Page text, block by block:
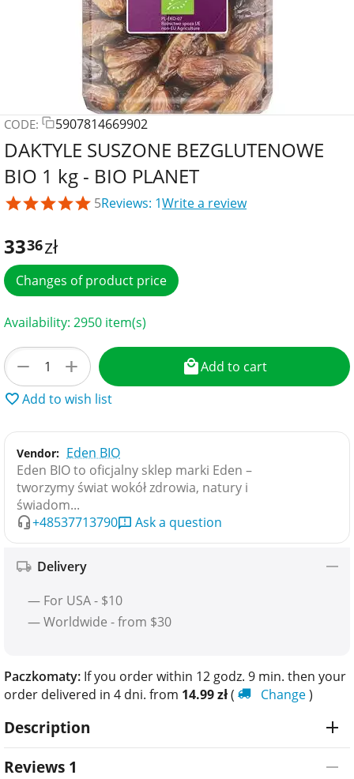
CODE: 5907814669902
DAKTYLE SUSZONE BEZGLUTENOWE
BIO 1 kg - BIO PLANET
5Reviews: 1Write a review
3336zł
Changes of product price
Availability: 2950 item(s)
+
−
Add to cart
Add to wish list
Vendor: Eden BIO
Eden BIO to oficjalny sklep marki Eden –
tworzymy świat wokół zdrowia, natury i
świadom...
+48537713790
Ask a question
Delivery
— For USA - $10
— Worldwide - from $30
Paczkomaty: If you order within 12 godz. 9 min. then your
order delivered in 4 dni. from 14.99zł( Change)
Description
Reviews 1